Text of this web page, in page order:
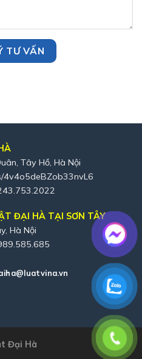
Tây Hồ, Hà Nội
4v4o5deBZob33nvL6
ĐẠI HÀ TẠI SƠN TÂY
Hà Nội
Đại Hà